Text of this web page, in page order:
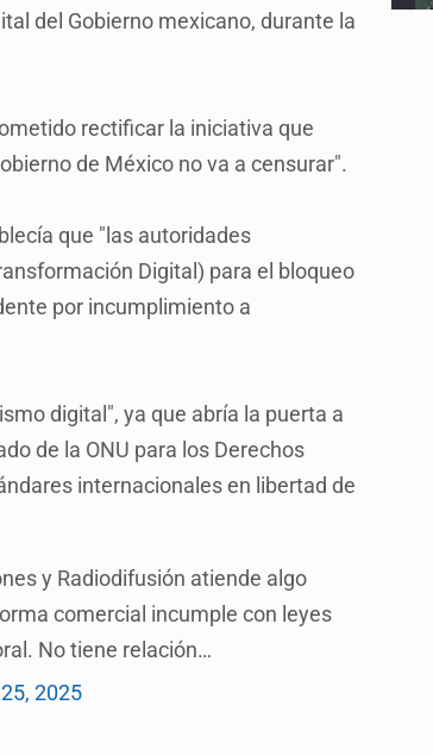
del Gobierno mexicano, durante la
rectificar la iniciativa que
de México no va a censurar".
que "las autoridades
Digital) para el bloqueo
por incumplimiento a
digital", ya que abría la puerta a
de la ONU para los Derechos
internacionales en libertad de
y Radiodifusión atiende algo
comercial incumple con leyes
No tiene relación…
2025